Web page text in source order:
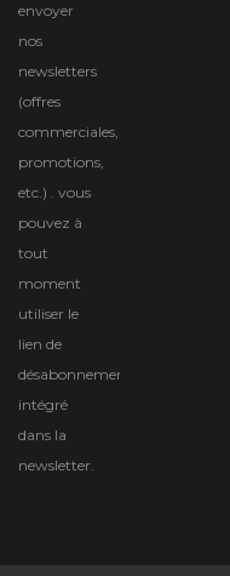
envoyer
nos
newsletters
(offres
commerciales,
promotions,
etc.) . vous
pouvez à
tout
moment
utiliser le
lien de
désabonnement
intégré
dans la
newsletter.